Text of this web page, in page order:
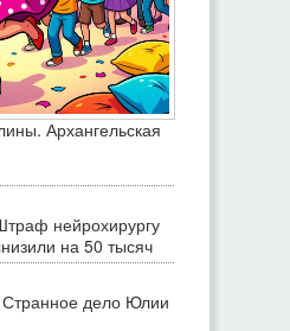
Архангельская
нейрохирургу
на 50 тысяч
дело Юлии